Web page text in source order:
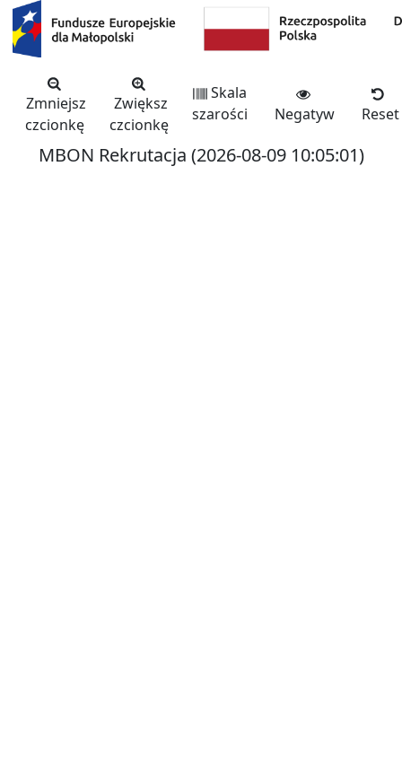
Zmniejsz
czcionkę
Zwiększ
czcionkę
Skala
szarości
Negatyw Reset
MBON Rekrutacja (2026-08-09 10:05:01)